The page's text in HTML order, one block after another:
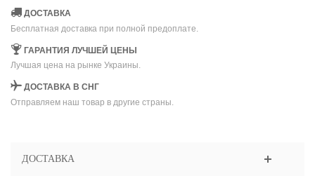
ДОСТАВКА
Бесплатная доставка при полной предоплате.
ГАРАНТИЯ ЛУЧШЕЙ ЦЕНЫ
Лучшая цена на рынке Украины.
ДОСТАВКА В СНГ
Отправляем наш товар в другие страны.
ДОСТАВКА